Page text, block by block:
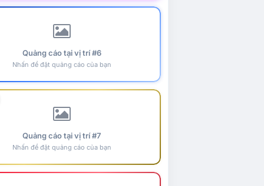
Quảng cáo tại vị trí #6
Nhấn để đặt quảng cáo của bạn
Quảng cáo tại vị trí #7
Nhấn để đặt quảng cáo của bạn